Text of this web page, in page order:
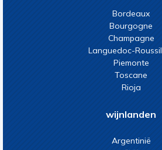
Bordeaux
Bourgogne
Champagne
Languedoc-
Piemonte
Toscane
Rioja
wijnlanden
Argentinië